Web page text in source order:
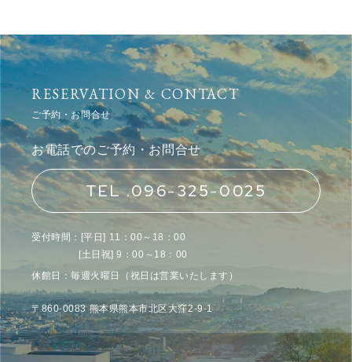
RESERVATION & CONTACT
ご予約・お問合せ
お電話でのご予約・お問合せ
TEL .096-325-0025
受付時間：[平日] 11：00～18：00
[土日祝] 9：00～18：00
休館日：毎週火曜日（祝日は営業いたします）
〒860-0083 熊本県熊本市北区大窪2-9-1